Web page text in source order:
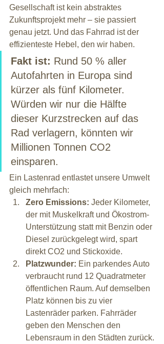
Gesellschaft ist kein abstraktes
Zukunftsprojekt mehr – sie passiert
genau jetzt. Und das Fahrrad ist der
effizienteste Hebel, den wir haben.
Fakt ist: Rund 50 % aller
Autofahrten in Europa sind
kürzer als fünf Kilometer.
Würden wir nur die Hälfte
dieser Kurzstrecken auf das
Rad verlagern, könnten wir
Millionen Tonnen CO2
einsparen.
Ein Lastenrad entlastet unsere Umwelt
gleich mehrfach:
Zero Emissions: Jeder Kilometer,
der mit Muskelkraft und Ökostrom-
Unterstützung statt mit Benzin oder
Diesel zurückgelegt wird, spart
direkt CO2 und Stickoxide.
Platzwunder: Ein parkendes Auto
verbraucht rund 12 Quadratmeter
öffentlichen Raum. Auf demselben
Platz können bis zu vier
Lastenräder parken. Fahrräder
geben den Menschen den
Lebensraum in den Städten zurück.